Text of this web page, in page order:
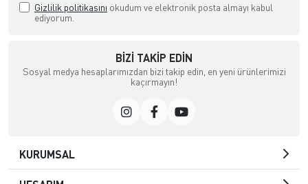
Gizlilik politikasını okudum ve elektronik posta almayı kabul
ediyorum.
BIZI TAKIP EDIN
Sosyal medya hesaplarımızdan bizi takip edin, en yeni ürünlerimizi
kaçırmayın!
KURUMSAL